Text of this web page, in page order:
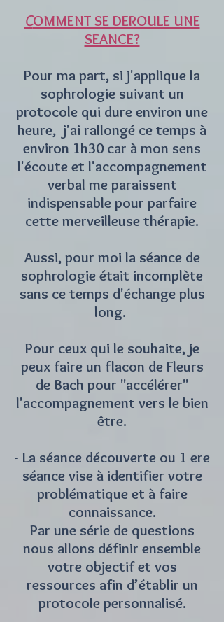
COMMENT SE DEROULE UNE
SEANCE?
Pour ma part, si j'applique la
sophrologie suivant un
protocole qui dure environ une
heure, j'ai rallongé ce temps à
environ 1h30 car à mon sens
l'écoute et l'accompagnement
verbal me paraissent
indispensable pour parfaire
cette merveilleuse thérapie.
Aussi, pour moi la séance de
sophrologie était incomplète
sans ce temps d'échange plus
long.
Pour ceux qui le souhaite, je
peux faire un flacon de Fleurs
de Bach pour "accélérer"
l'accompagnement vers le bien
être.
- La séance découverte ou 1 ere
séance vise à identifier votre
problématique et à faire
connaissance.
Par une série de questions
nous allons définir ensemble
votre objectif et vos
ressources afin d’établir un
protocole personnalisé.